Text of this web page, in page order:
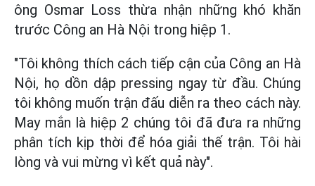
ông Osmar Loss thừa nhận những khó khăn
trước Công an Hà Nội trong hiệp 1.
"Tôi không thích cách tiếp cận của Công an Hà
Nội, họ dồn dập pressing ngay từ đầu. Chúng
tôi không muốn trận đấu diễn ra theo cách này.
May mắn là hiệp 2 chúng tôi đã đưa ra những
phân tích kịp thời để hóa giải thế trận. Tôi hài
lòng và vui mừng vì kết quả này".